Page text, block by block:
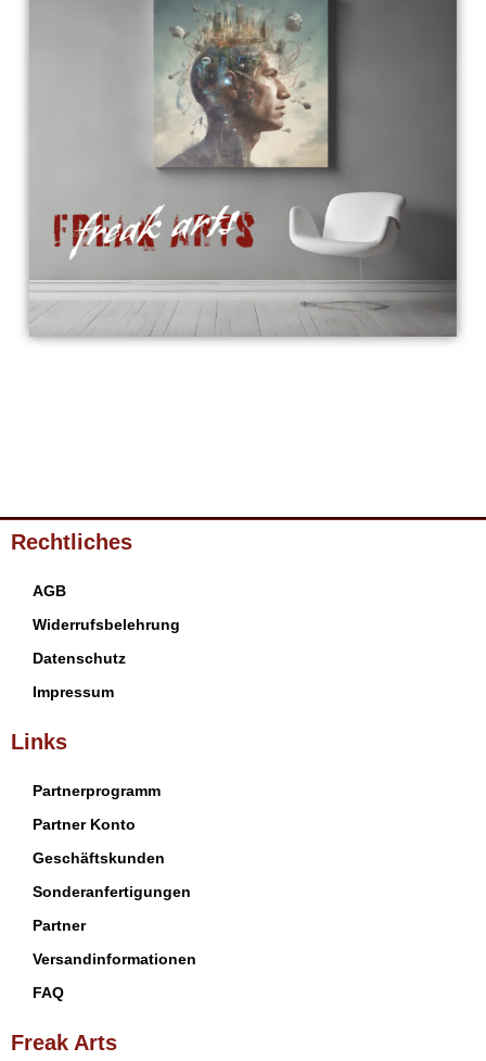
Rechtliches
AGB
Widerrufsbelehrung
Datenschutz
Impressum
Links
Partnerprogramm
Partner Konto
Geschäftskunden
Sonderanfertigungen
Partner
Versandinformationen
FAQ
Freak Arts